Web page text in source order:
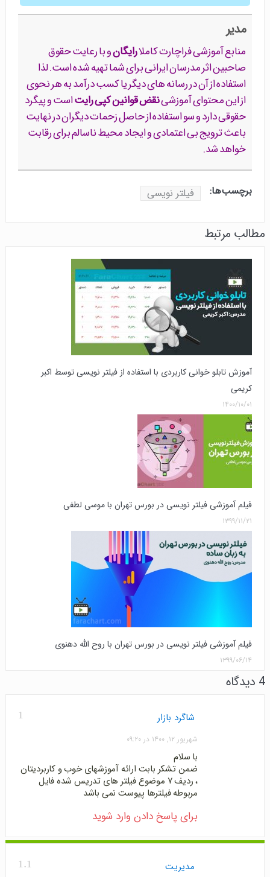
مدیر
منابع آموزشی فراچارت کاملارایگانو با رعایت حقوق
صاحبین اثر مدرسان ایرانی برای شما تهیه شده است. لذا
استفاده از آن در رسانه های دیگر یا کسب درآمد به هر نحوی
از این محتوای آموزشینقض قوانین کپی رایتاست و پیگرد
حقوقی دارد و سو استفاده از حاصل زحمات دیگران در نهایت
باعث ترویج بی اعتمادی و ایجاد محیط ناسالم برای رقابت
خواهد شد.
برچسب‌ها: فیلتر نویسی
مطالب مرتبط
آموزش تابلو خوانی کاربردی با استفاده از فیلتر نویسی توسط اکبر
کریمی
۱۴۰۰/۱۰/۰۱
فیلم آموزشی فیلتر نویسی در بورس تهران با موسی لطفی
۱۳۹۹/۱۱/۲۱
فیلم آموزشی فیلتر نویسی در بورس تهران با روح الله دهنوی
۱۳۹۹/۰۶/۱۴
4 دیدگاه
1 شاگرد بازار
شهریور ۱۲, ۱۴۰۰ در ۰۹:۲۰
با سلام
ضمن تشکر بابت ارائه آموزشهای خوب و کاربردیتان
، ردیف ۷ موضوع فیلتر های تدریس شده فایل
مربوطه فیلترها پیوست نمی باشد
برای پاسخ دادن وارد شوید
1.1 مدیریت